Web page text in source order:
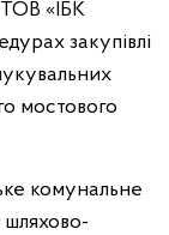
«ІБК
закупівлі
мостового
комунальне
шляхово-